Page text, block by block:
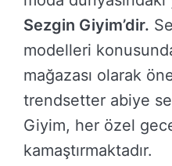
Sezgin Giyim’dir.
modelleri
mağazası olarak
trendsetter abiye
Giyim, her özel
kamaştırmaktadır.